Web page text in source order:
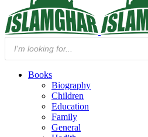
Products
search
Books
Biography
Children
Education
Family
General